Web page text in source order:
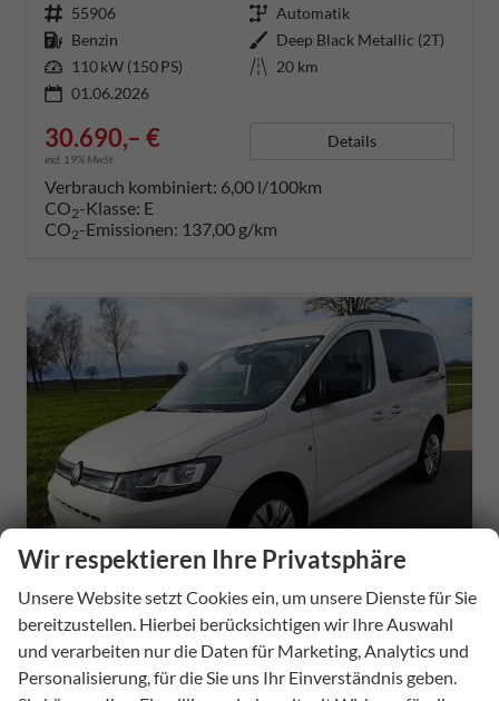
Fahrzeugnummer 55906 Getriebe Automatik
Kraftstoff Benzin Außenfarbe Deep Black Metallic (2T)
Leistung 110 kW (150 PS) Kilometerstand 20 km
01.06.2026
30.690,– €
incl. 19% MwSt.
Details
Verbrauch kombiniert: 6,00 l/100km
CO2-Klasse: E
CO2-Emissionen: 137,00 g/km
ab 304,– € mtl.
Volkswagen Caddy
Basis 2.0TDI ACC Kam GV5 App AHK Reling
Wir respektieren Ihre Privatsphäre
Unsere Website setzt Cookies ein, um unsere Dienste für Sie
bereitzustellen. Hierbei berücksichtigen wir Ihre Auswahl
und verarbeiten nur die Daten für Marketing, Analytics und
Personalisierung, für die Sie uns Ihr Einverständnis geben.